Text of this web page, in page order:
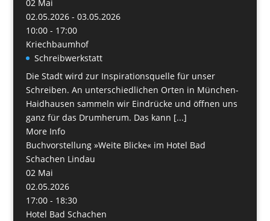
02 Mai
02.05.2026 - 03.05.2026
10:00 - 17:00
Kriechbaumhof
Schreibwerkstatt
Die Stadt wird zur Inspirationsquelle für unser
Schreiben. An unterschiedlichen Orten in München-
Haidhausen sammeln wir Eindrücke und öffnen uns
ganz für das Drumherum. Das kann [...]
More Info
Buchvorstellung »Weite Blicke« im Hotel Bad
Schachen Lindau
02 Mai
02.05.2026
17:00 - 18:30
Hotel Bad Schachen